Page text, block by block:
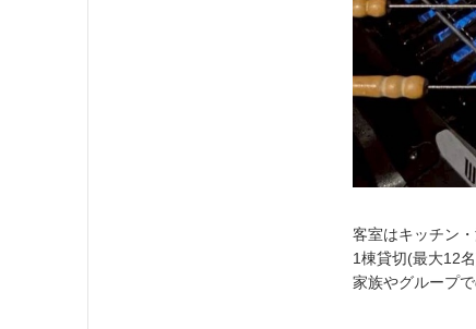
客室はキッチン
1棟貸切(最大12
家族やグループ